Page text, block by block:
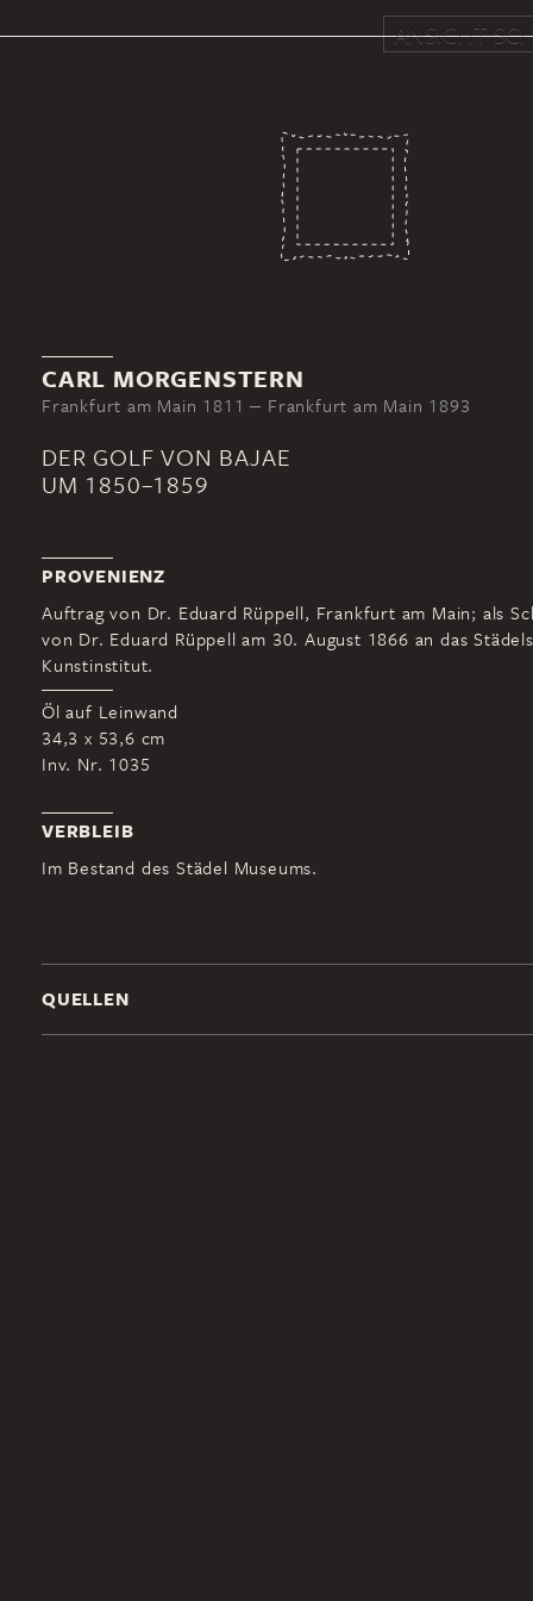
ANSICHT
CARL MORGENSTERN
Frankfurt am Main 1811 ‒ Frankfurt am Main 1893
DER GOLF VON BAJAE
UM 1850–1859
PROVENIENZ
Auftrag von Dr. Eduard Rüppell, Frankfurt am Main; als
von Dr. Eduard Rüppell am 30. August 1866 an das
Kunstinstitut.
Öl auf Leinwand
34,3 x 53,6 cm
Inv. Nr. 1035
VERBLEIB
Im Bestand des Städel Museums.
QUELLEN